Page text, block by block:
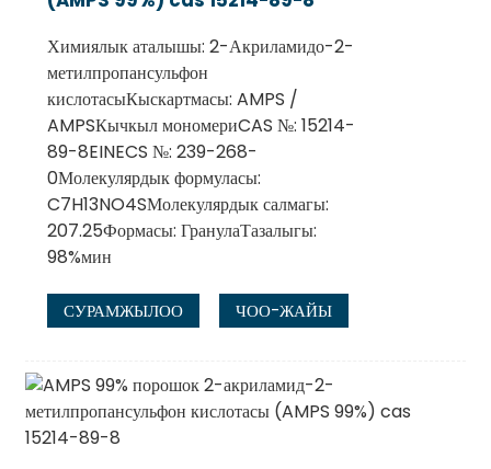
Химиялык аталышы: 2-Акриламидо-2-
метилпропансульфон
кислотасыКыскартмасы: AMPS /
AMPSКычкыл мономериCAS №: 15214-
89-8EINECS №: 239-268-
0Молекулярдык формуласы:
C7H13NO4SМолекулярдык салмагы:
207.25Формасы: ГранулаТазалыгы:
98%мин
СУРАМЖЫЛОО ЧОО-ЖАЙЫ